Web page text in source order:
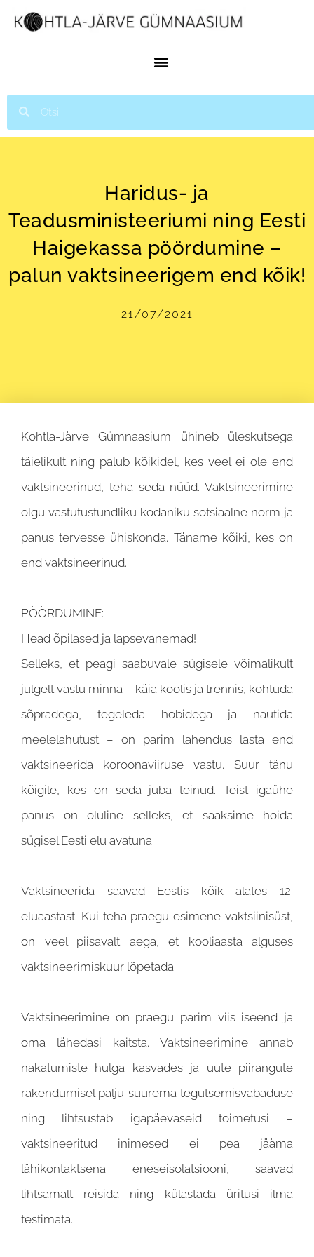
Haridus- ja
Teadusministeeriumi ning Eesti
Haigekassa pöördumine –
palun vaktsineerigem end kõik!
21/07/2021
Kohtla-Järve Gümnaasium ühineb üleskutsega
täielikult ning palub kõikidel, kes veel ei ole end
vaktsineerinud, teha seda nüüd. Vaktsineerimine
olgu vastutustundliku kodaniku sotsiaalne norm ja
panus tervesse ühiskonda. Täname kõiki, kes on
end vaktsineerinud.
PÖÖRDUMINE:
Head õpilased ja lapsevanemad!
Selleks, et peagi saabuvale sügisele võimalikult
julgelt vastu minna – käia koolis ja trennis, kohtuda
sõpradega, tegeleda hobidega ja nautida
meelelahutust – on parim lahendus lasta end
vaktsineerida koroonaviiruse vastu. Suur tänu
kõigile, kes on seda juba teinud. Teist igaühe
panus on oluline selleks, et saaksime hoida
sügisel Eesti elu avatuna.
Vaktsineerida saavad Eestis kõik alates 12.
eluaastast. Kui teha praegu esimene vaktsiinisüst,
on veel piisavalt aega, et kooliaasta alguses
vaktsineerimiskuur lõpetada.
Vaktsineerimine on praegu parim viis iseend ja
oma lähedasi kaitsta. Vaktsineerimine annab
nakatumiste hulga kasvades ja uute piirangute
rakendumisel palju suurema tegutsemisvabaduse
ning lihtsustab igapäevaseid toimetusi –
vaktsineeritud inimesed ei pea jääma
lähikontaktsena eneseisolatsiooni, saavad
lihtsamalt reisida ning külastada üritusi ilma
testimata.